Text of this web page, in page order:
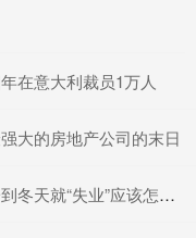
在意大利裁员1万人
大的房地产公司的末日
就“失业”应该怎么办？